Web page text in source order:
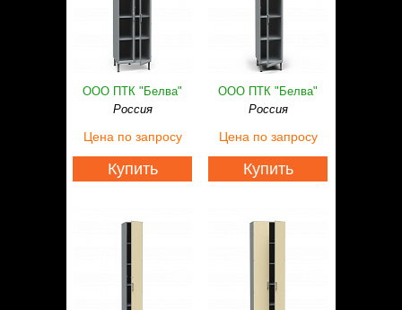
ООО ПТК "Белва"
Россия
Цена по запросу
Купить
ООО ПТК "Белва"
Россия
Цена по запросу
Купить